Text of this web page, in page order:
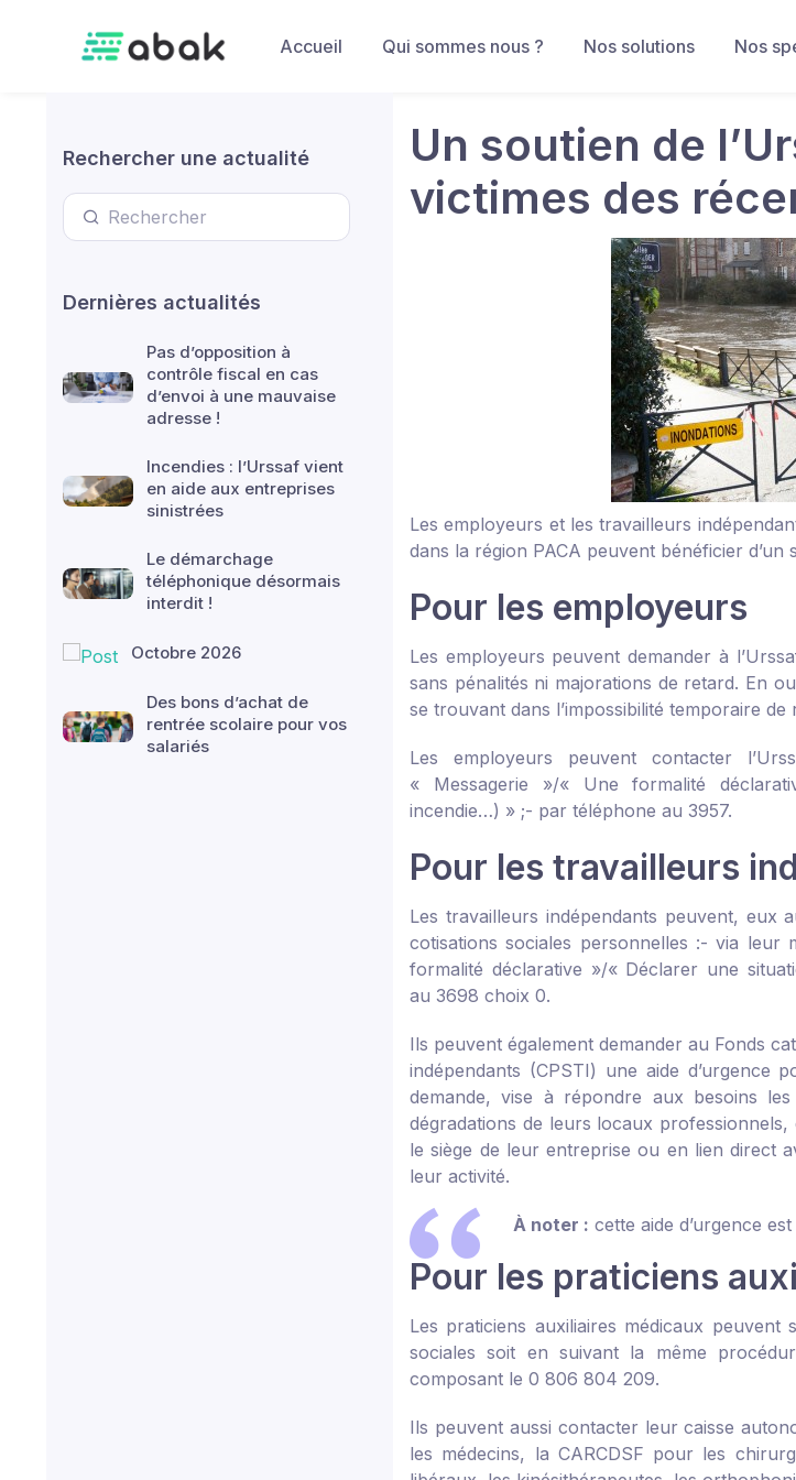
Accueil Qui sommes nous ? Nos solutions Nos
Rechercher une actualité
Dernières actualités
Pas d’opposition à
contrôle fiscal en cas
d’envoi à une mauvaise
adresse !
Incendies : l’Urssaf vient
en aide aux entreprises
sinistrées
Le démarchage
téléphonique désormais
interdit !
Octobre 2026
Des bons d’achat de
rentrée scolaire pour vos
salariés
Un soutien de
victimes des
Les employeurs et les travailleurs
dans la région PACA peuvent bénéficier d’un
Pour les employeurs
Les employeurs peuvent demander à
sans pénalités ni majorations de retard. En
se trouvant dans l’impossibilité temporaire
Les employeurs peuvent contacter
« Messagerie »/« Une formalité
incendie…) » ;- par téléphone au 3957.
Pour les travailleurs
Les travailleurs indépendants peuvent, eux
cotisations sociales personnelles :- via leur
formalité déclarative »/« Déclarer une
au 3698 choix 0.
Ils peuvent également demander au Fonds
indépendants (CPSTI) une aide d’urgence
demande, vise à répondre aux besoins
dégradations de leurs locaux
le siège de leur entreprise ou en lien direct
leur activité.
À noter : cette aide d’urgence
Pour les praticiens
Les praticiens auxiliaires médicaux
sociales soit en suivant la même
composant le 0 806 804 209.
Ils peuvent aussi contacter leur caisse
les médecins, la CARCDSF pour les